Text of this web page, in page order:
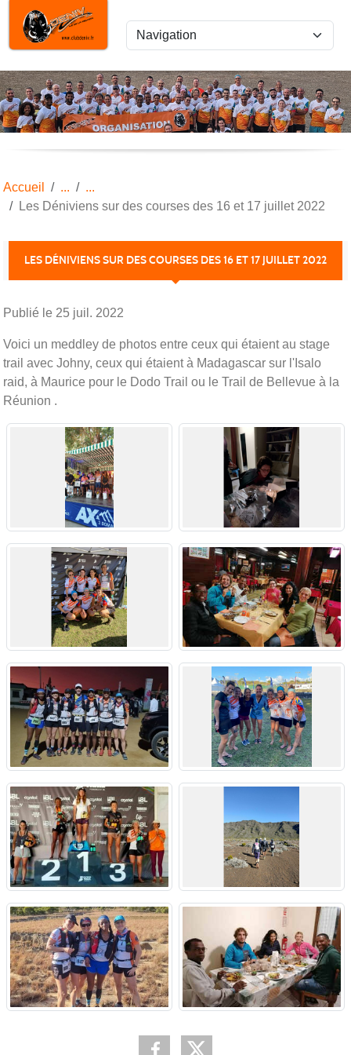
Accueil
Les Déniviens sur des courses des 16 et 17 juillet 2022
LES DÉNIVIENS SUR DES COURSES DES 16 ET 17 JUILLET 2022
Publié le 25 juil. 2022
Voici un meddley de photos entre ceux qui étaient au stage
trail avec Johny, ceux qui étaient à Madagascar sur l'Isalo
raid, à Maurice pour le Dodo Trail ou le Trail de Bellevue à la
Réunion .
Panneau de gestion des cookies